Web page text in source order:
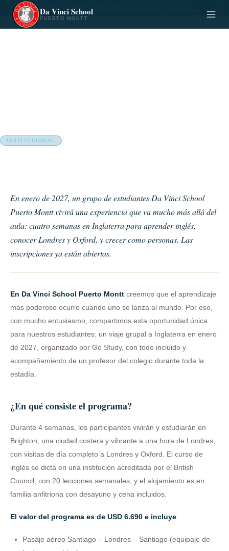
✈️ Viaje a Inglaterra 2027 — ¡Inscripciones abiertas!
Da Vinci School
PUERTO MONTT
INSTITUCIONAL 27 de abril de 2026
En enero de 2027, un grupo de estudiantes Da Vinci School
Puerto Montt vivirá una experiencia que va mucho más allá del
aula: cuatro semanas en Inglaterra para aprender inglés,
conocer Londres y Oxford, y crecer como personas. Las
inscripciones ya están abiertas.
En Da Vinci School Puerto Montt creemos que el aprendizaje
más poderoso ocurre cuando uno se lanza al mundo. Por eso,
con mucho entusiasmo, compartimos esta oportunidad única
para nuestros estudiantes: un viaje grupal a Inglaterra en enero
de 2027, organizado por Go Study, con todo incluido y
acompañamiento de un profesor del colegio durante toda la
estadía.
¿En qué consiste el programa?
Durante 4 semanas, los participantes vivirán y estudiarán en
Brighton, una ciudad costera y vibrante a una hora de Londres,
con visitas de día completo a Londres y Oxford. El curso de
inglés se dicta en una institución acreditada por el British
Council, con 20 lecciones semanales, y el alojamiento es en
familia anfitriona con desayuno y cena incluidos.
El valor del programa es de USD 6.690 e incluye:
Pasaje aéreo Santiago – Londres – Santiago (equipaje de